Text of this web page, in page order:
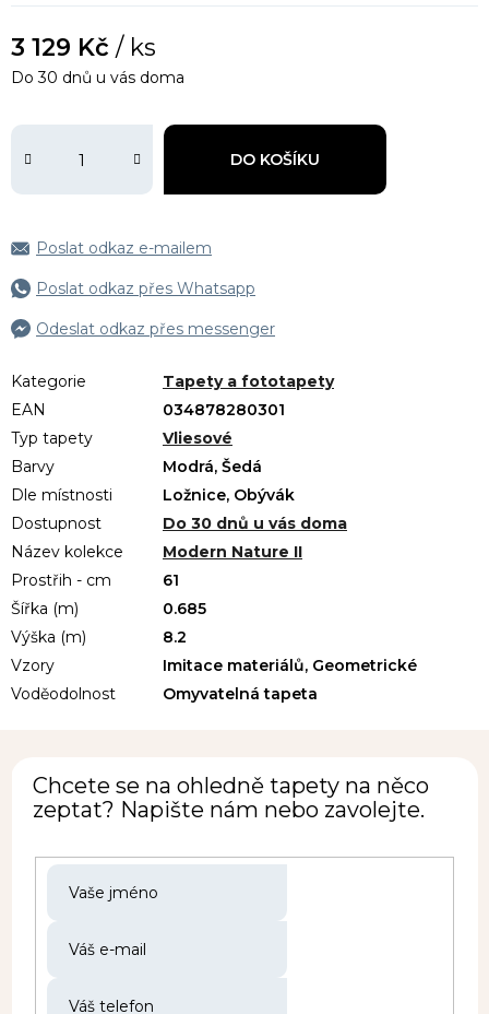
3 129 Kč / ks
DO KOŠÍKU
Do 30 dnů u vás doma
Poslat odkaz e-mailem
Poslat odkaz přes Whatsapp
Odeslat odkaz přes messenger
Kategorie
Tapety a fototapety
EAN
034878280301
Typ tapety
Vliesové
Barvy
Modrá, Šedá
Dle místnosti
Ložnice, Obývák
Dostupnost
Do 30 dnů u vás doma
Název kolekce
Modern Nature II
Prostřih - cm
61
Šířka (m)
0.685
Výška (m)
8.2
Vzory
Imitace materiálů, Geometrické
Voděodolnost
Omyvatelná tapeta
Chcete se na ohledně tapety na něco
zeptat? Napište nám nebo zavolejte.